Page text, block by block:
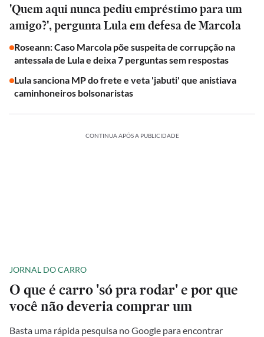
'Quem aqui nunca pediu empréstimo para um
amigo?', pergunta Lula em defesa de Marcola
Roseann: Caso Marcola põe suspeita de corrupção na
antessala de Lula e deixa 7 perguntas sem respostas
Lula sanciona MP do frete e veta 'jabuti' que anistiava
caminhoneiros bolsonaristas
CONTINUA APÓS A PUBLICIDADE
JORNAL DO CARRO
O que é carro 'só pra rodar' e por que
você não deveria comprar um
Basta uma rápida pesquisa no Google para encontrar